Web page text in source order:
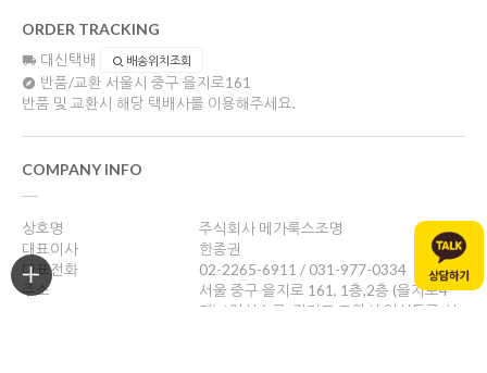
ORDER TRACKING
대신택배 배송위치조회
반품/교환 서울시 중구 을지로161
반품 및 교환시 해당 택배사를 이용해주세요.
COMPANY INFO
상호명
주식회사 메가룩스조명
대표이사
한종권
대표전화
02-2265-6911 / 031-977-0334
주소
서울 중구 을지로 161, 1층,2층 (을지로4
가) / 일산쇼룸: 경기도 고양시 일산동구 성